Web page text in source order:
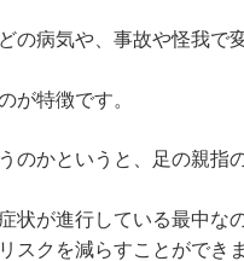
の病気や、事故や怪我で
が特徴です。
のかというと、足の親指
状が進行している最中な
スクを減らすことができま